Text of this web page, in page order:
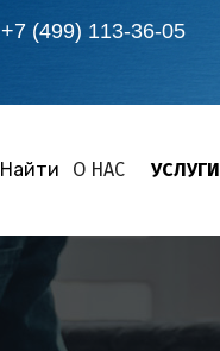
+7 (499) 113-36-05
О НАС УСЛУГИ